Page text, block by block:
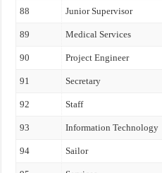
88 Junior Supervisor
89 Medical Services
90 Project Engineer
91 Secretary
92 Staff
93 Information Technology
94 Sailor